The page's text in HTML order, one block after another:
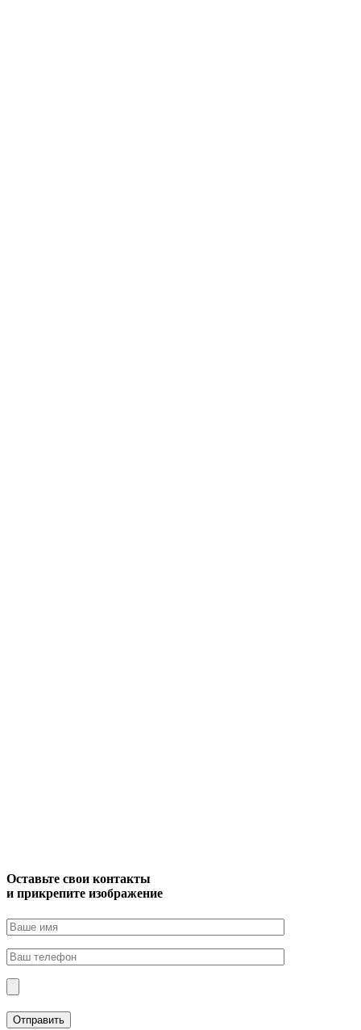
Оставьте свои контакты
и прикрепите изображение